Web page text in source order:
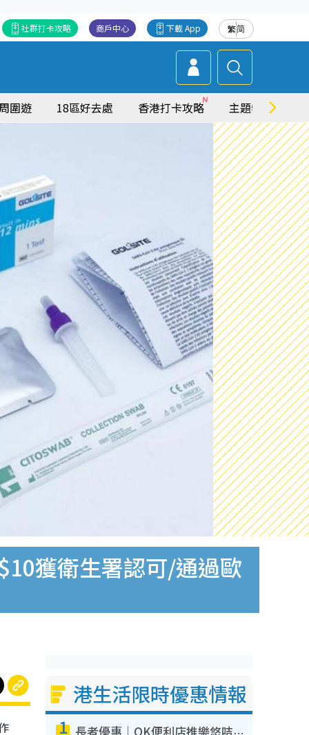
繁简
下載 App
商戶中心
社群打卡攻略
圍遊 18區好去處 香港打卡攻略 主題特集
獲衛生署認可/通過歐
港生活限時優惠情報
1